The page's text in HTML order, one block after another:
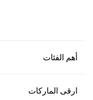
أهم الفئات
ارقى الماركات